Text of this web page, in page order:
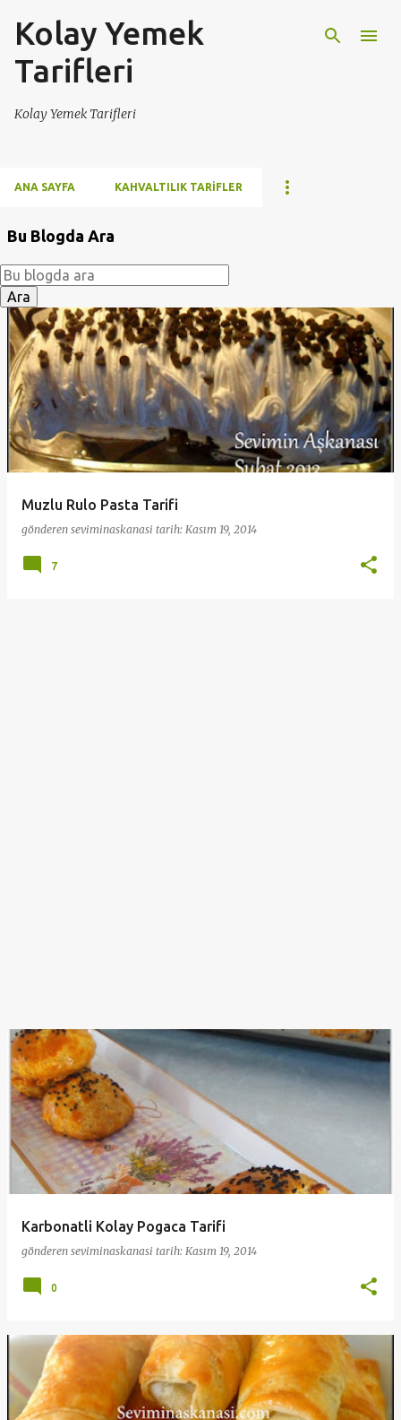
Ana içeriğe atla
Kolay Yemek
Tarifleri
Kolay Yemek Tarifleri
ANA SAYFA KAHVALTILIK TARIFLER
a
y
a
r
Bu Blogda Ara
Muzlu Rulo Pasta Tarifi
gönderen seviminaskanasi tarih: Kasım 19, 2014
7
Karbonatli Kolay Pogaca Tarifi
gönderen seviminaskanasi tarih: Kasım 19, 2014
0